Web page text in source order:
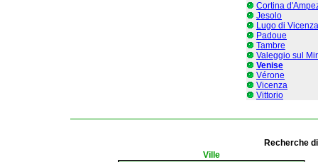
Cortina
Jesolo
Lugo di Vicenza
Padoue
Tambre
Valeggio sul
Venise
Vérone
Vicenza
Vittorio
Recherche
Ville